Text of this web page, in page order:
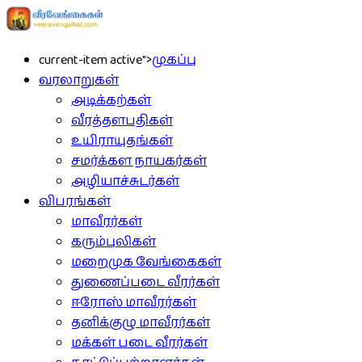
current-item active">முகப்பு
வரலாறுகள்
அடிக்கற்கள்
வீரத்தளபதிகள்
உயிராயுதங்கள்
சமர்க்கள நாயகர்கள்
அழியாச்சுடர்கள்
விபரங்கள்
மாவீரர்கள்
கரும்புலிகள்
மறைமுக வேங்கைகள்
துணைப்படை வீரர்கள்
ஈரோஸ் மாவீரர்கள்
தனிக்குழு மாவீரர்கள்
மக்கள் படை வீரர்கள்